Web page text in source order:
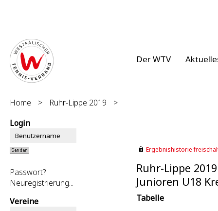
Der WTV
Home > Ruhr-Lippe 2019
>
Login
Passwort?
Neuregistrierung...
Vereine
Ergebnishistorie
Ruhr-Lippe 2019
Junioren U18
Tabelle